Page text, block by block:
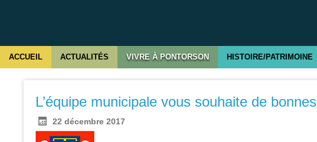
ACCUEIL ACTUALITÉS VIVRE À PONTORSON HISTOIRE/PATRIMOINE
L’équipe municipale vous souhaite de
22 décembre 2017